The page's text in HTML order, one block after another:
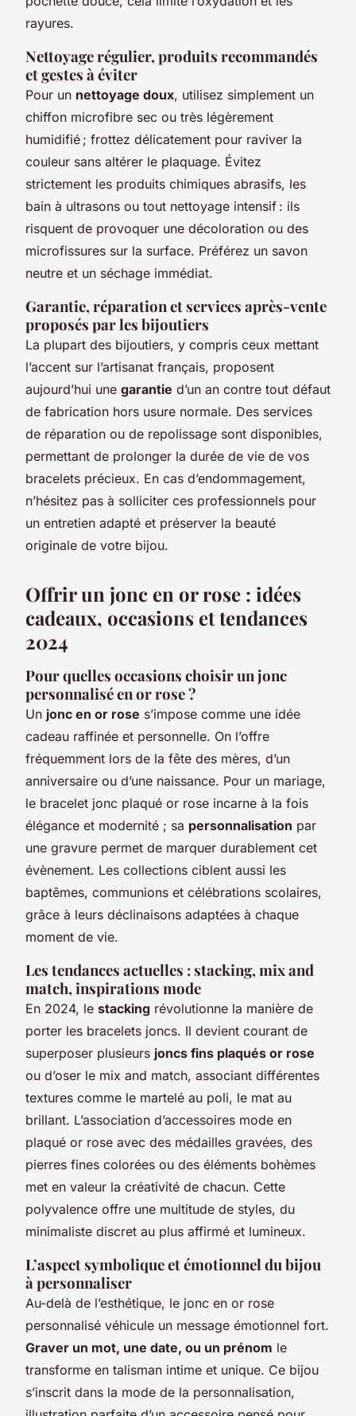
rayures.
Nettoyage régulier, produits recommandés
et gestes à éviter
Pour un nettoyage doux, utilisez simplement un
chiffon microfibre sec ou très légèrement
humidifié ; frottez délicatement pour raviver la
couleur sans altérer le plaquage. Évitez
strictement les produits chimiques abrasifs, les
bain à ultrasons ou tout nettoyage intensif : ils
risquent de provoquer une décoloration ou des
microfissures sur la surface. Préférez un savon
neutre et un séchage immédiat.
Garantie, réparation et services après-vente
proposés par les bijoutiers
La plupart des bijoutiers, y compris ceux mettant
l’accent sur l’artisanat français, proposent
aujourd’hui une garantie d’un an contre tout défaut
de fabrication hors usure normale. Des services
de réparation ou de repolissage sont disponibles,
permettant de prolonger la durée de vie de vos
bracelets précieux. En cas d’endommagement,
n’hésitez pas à solliciter ces professionnels pour
un entretien adapté et préserver la beauté
originale de votre bijou.
Offrir un jonc en or rose : idées
cadeaux, occasions et tendances
2024
Pour quelles occasions choisir un jonc
personnalisé en or rose ?
Un jonc en or rose s’impose comme une idée
cadeau raffinée et personnelle. On l’offre
fréquemment lors de la fête des mères, d’un
anniversaire ou d’une naissance. Pour un mariage,
le bracelet jonc plaqué or rose incarne à la fois
élégance et modernité ; sa personnalisation par
une gravure permet de marquer durablement cet
évènement. Les collections ciblent aussi les
baptêmes, communions et célébrations scolaires,
grâce à leurs déclinaisons adaptées à chaque
moment de vie.
Les tendances actuelles : stacking, mix and
match, inspirations mode
En 2024, le stacking révolutionne la manière de
porter les bracelets joncs. Il devient courant de
superposer plusieurs joncs fins plaqués or rose
ou d’oser le mix and match, associant différentes
textures comme le martelé au poli, le mat au
brillant. L’association d’accessoires mode en
plaqué or rose avec des médailles gravées, des
pierres fines colorées ou des éléments bohèmes
met en valeur la créativité de chacun. Cette
polyvalence offre une multitude de styles, du
minimaliste discret au plus affirmé et lumineux.
L’aspect symbolique et émotionnel du bijou
à personnaliser
Au-delà de l’esthétique, le jonc en or rose
personnalisé véhicule un message émotionnel fort.
Graver un mot, une date, ou un prénom le
transforme en talisman intime et unique. Ce bijou
s’inscrit dans la mode de la personnalisation,